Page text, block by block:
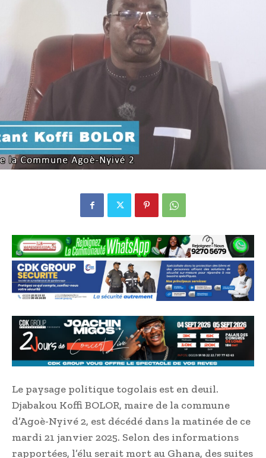
Le paysage politique togolais est en deuil.
Djabakou Koffi BOLOR, maire de la commune
d’Agoè-Nyivé 2, est décédé dans la matinée de ce
mardi 21 janvier 2025. Selon des informations
rapportées, l’élu serait mort au Ghana, des suites